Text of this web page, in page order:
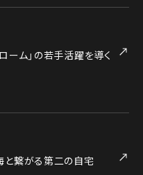
ーム」の若手活躍を導く
と繋がる第二の自宅